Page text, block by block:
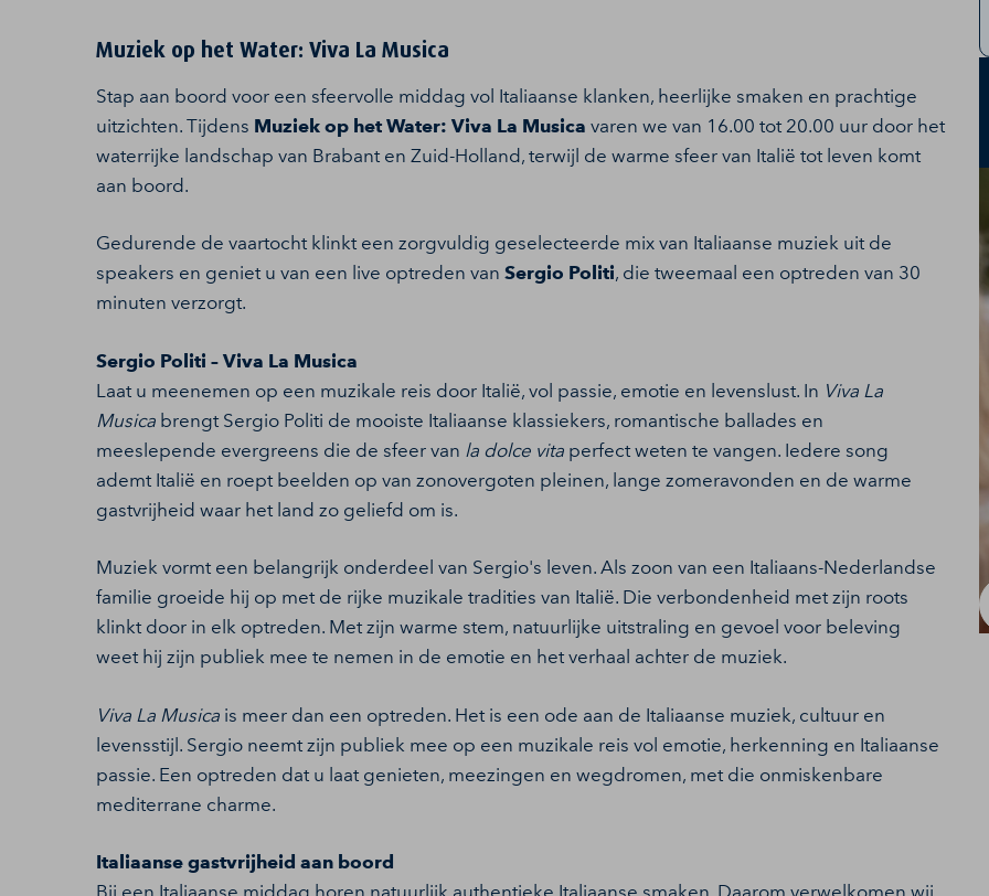
Muziek op het Water: Viva La Musica
Stap aan boord voor een sfeervolle middag vol Italiaanse klanken, heerlijke smaken en prachtige
uitzichten. Tijdens Muziek op het Water: Viva La Musica varen we van 16.00 tot 20.00 uur door het
waterrijke landschap van Brabant en Zuid-Holland, terwijl de warme sfeer van Italië tot leven komt
aan boord.
Gedurende de vaartocht klinkt een zorgvuldig geselecteerde mix van Italiaanse muziek uit de
speakers en geniet u van een live optreden van Sergio Politi, die tweemaal een optreden van 30
minuten verzorgt.
Sergio Politi – Viva La Musica
Laat u meenemen op een muzikale reis door Italië, vol passie, emotie en levenslust. In Viva La
Musica brengt Sergio Politi de mooiste Italiaanse klassiekers, romantische ballades en
meeslepende evergreens die de sfeer van la dolce vita perfect weten te vangen. Iedere song
ademt Italië en roept beelden op van zonovergoten pleinen, lange zomeravonden en de warme
gastvrijheid waar het land zo geliefd om is.
Muziek vormt een belangrijk onderdeel van Sergio's leven. Als zoon van een Italiaans-Nederlandse
familie groeide hij op met de rijke muzikale tradities van Italië. Die verbondenheid met zijn roots
klinkt door in elk optreden. Met zijn warme stem, natuurlijke uitstraling en gevoel voor beleving
weet hij zijn publiek mee te nemen in de emotie en het verhaal achter de muziek.
Viva La Musica is meer dan een optreden. Het is een ode aan de Italiaanse muziek, cultuur en
levensstijl. Sergio neemt zijn publiek mee op een muzikale reis vol emotie, herkenning en Italiaanse
passie. Een optreden dat u laat genieten, meezingen en wegdromen, met die onmiskenbare
mediterrane charme.
Italiaanse gastvrijheid aan boord
Bij een Italiaanse middag horen natuurlijk authentieke Italiaanse smaken. Daarom verwelkomen wij